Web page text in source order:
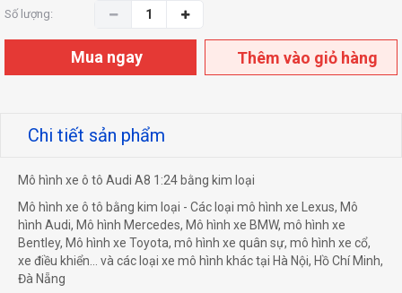
Số lượng:
Mua ngay Thêm vào giỏ hàng
Chi tiết sản phẩm
Mô hình xe ô tô Audi A8 1:24 bằng kim loại
Mô hình xe ô tô bằng kim loại - Các loại mô hình xe Lexus, Mô
hình Audi, Mô hình Mercedes, Mô hình xe BMW, mô hình xe
Bentley, Mô hình xe Toyota, mô hình xe quân sự, mô hình xe cổ,
xe điều khiển... và các loại xe mô hình khác tại Hà Nội, Hồ Chí Minh,
Đà Nẵng